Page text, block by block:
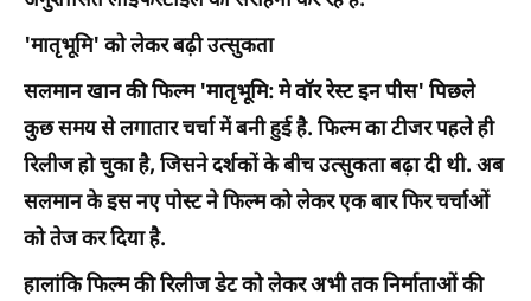
'मातृभूमि' को लेकर बढ़ी उत्सुकता
सलमान खान की फिल्म 'मातृभूमि: मे वॉर रेस्ट इन पीस' पिछले
कुछ समय से लगातार चर्चा में बनी हुई है. फिल्म का टीजर पहले ही
रिलीज हो चुका है, जिसने दर्शकों के बीच उत्सुकता बढ़ा दी थी. अब
सलमान के इस नए पोस्ट ने फिल्म को लेकर एक बार फिर चर्चाओं
को तेज कर दिया है.
हालांकि फिल्म की रिलीज डेट को लेकर अभी तक निर्माताओं की